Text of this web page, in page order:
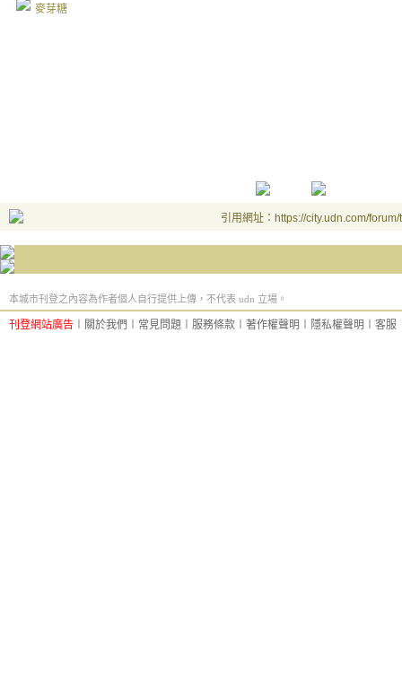
麥芽糖
引用網址：https://city.udn.com/
本城市刊登之內容為作者個人自行提供上傳，不代表 udn 立場。
刊登網站廣告 關於我們 常見問題 服務條款 著作權聲明 隱私權聲明 客服